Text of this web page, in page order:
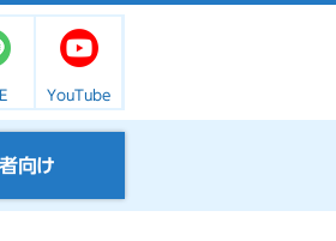
YouTube
向け